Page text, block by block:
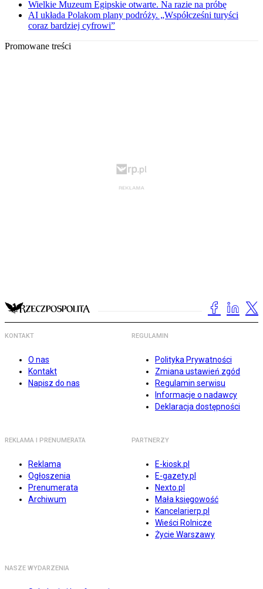
Wielkie Muzeum Egipskie otwarte. Na razie na próbę
AI układa Polakom plany podróży. „Współcześni turyści
coraz bardziej cyfrowi”
Promowane treści
KONTAKT
O nas
Kontakt
Napisz do nas
REGULAMIN
Polityka Prywatności
Zmiana ustawień zgód
Regulamin serwisu
Informacje o nadawcy
Deklaracja dostępności
REKLAMA I PRENUMERATA
Reklama
Ogłoszenia
Prenumerata
Archiwum
PARTNERZY
E-kiosk.pl
E-gazety.pl
Nexto.pl
Mała księgowość
Kancelarierp.pl
Wieści Rolnicze
Życie Warszawy
NASZE WYDARZENIA